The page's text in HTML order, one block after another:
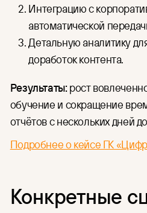
Интеграцию с
автоматической
Детальную аналитику
доработок контента.
Результаты:рост
обучение и сокращение
отчётов с нескольких дней
Подробнее о кейсе ГК
Конкретные